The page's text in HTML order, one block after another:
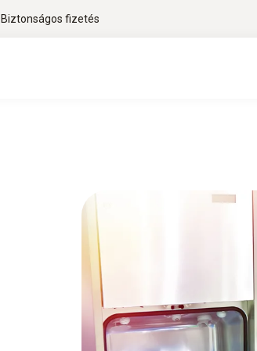
Biztonságos fizetés